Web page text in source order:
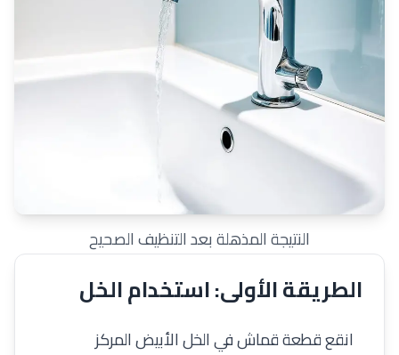
النتيجة المذهلة بعد التنظيف الصحيح
الطريقة الأولى: استخدام الخل
انقع قطعة قماش في الخل الأبيض المركز